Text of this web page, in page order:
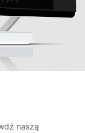
naszą